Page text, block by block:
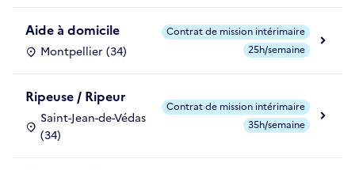
Aide à domicile
Montpellier (34)
Contrat de mission intérimaire
25h/semaine
Ripeuse / Ripeur
Saint-Jean-de-Védas
(34)
Contrat de mission intérimaire
35h/semaine